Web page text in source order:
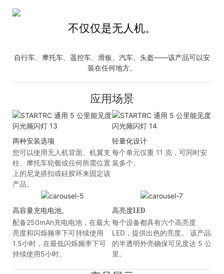
不仅仅是无人机。
自行车、摩托车、遥控车、滑板、汽车、头盔——该产品可以安
装在任何地方。
应用场景
两种安装选项
您可以使用无人机背面、机翼支
柱、摩托车轮毂或任何所需位置
上的尼龙搭扣或硅胶环来固定该
产品。
轻量化设计
每个单元仅重 11 克，可同时安
装多个。
高容量充电电池。
配备250mAh充电电池，在最大
亮度和闪烁频率下可持续使用
1.5小时，在最低闪烁频率下可
持续使用5小时。
高亮度LED
每个设备都具有六个高亮度
LED，提供出色的亮度。 该产品
的半透明外壳确保可见度达 5 公
里。